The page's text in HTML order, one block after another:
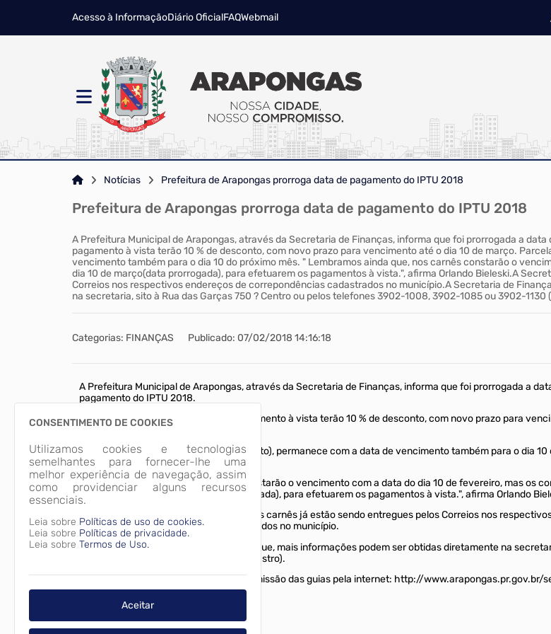
Acesso à InformaçãoDiário OficialFAQWebmail
Notícias Prefeitura de Arapongas prorroga data de pagamento do IPTU 2018
Prefeitura de Arapongas prorroga data de pagamento do IPTU 2018
A Prefeitura Municipal de Arapongas, através da Secretaria de Finanças, informa que foi prorrogada a
pagamento à vista terão 10 % de desconto, com novo prazo para vencimento até o dia 10 de março.
vencimento também para o dia 10 do próximo mês. " Lembramos ainda que, nos carnês constarão o
dia 10 de março(data prorrogada), para efetuarem os pagamentos à vista.", afirma Orlando Bieleski.A
Correios nos respectivos endereços de correpondências cadastrados no município.A Secretaria de
na secretaria, sito à Rua das Garças 750 ? Centro ou pelos telefones 3902-1008, 3902-1085 ou 3902-
Categorias: FINANÇAS Publicado: 07/02/2018 14:16:18
A Prefeitura Municipal de Arapongas, através da Secretaria de Finanças, informa que foi prorrogada a
pagamento do IPTU 2018.
Os contribuintes que optarem pelo pagamento à vista terão 10 % de desconto, com novo prazo para
o dia10 de março.
Parcelamento em 10 vezes (sem desconto), permanece com a data de vencimento também para o dia 10
mês.
" Lembramos ainda que, nos carnês constarão o vencimento com a data do dia 10 de fevereiro, mas os
terão até o dia 10 de março(data prorrogada), para efetuarem os pagamentos à vista.", afirma Orlando
A Secretaria de Finanças informa que , os carnês já estão sendo entregues pelos Correios nos
endereços de correpondências cadastrados no município.
A Secretaria de Finanças reforça ainda que, mais informações podem ser obtidas diretamente na
3902-1085 ou 3902-1130 (Setor de Cadastro).
Vale ressaltar que já está disponível a emissão das guias pela internet: http://www.arapongas.pr.gov.br/
Categorias
FINANÇAS
CONSENTIMENTO DE COOKIES
Utilizamos cookies e tecnologias
semelhantes para fornecer-lhe uma
melhor experiência de navegação, assim
como providenciar alguns recursos
essenciais.
Leia sobre Políticas de uso de cookies.
Leia sobre Políticas de privacidade.
Leia sobre Termos de Uso.
Aceitar